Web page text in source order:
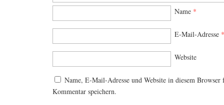
Name *
E-Mail-Adresse *
Website
Name, E-Mail-Adresse und Website in diesem Browser
Kommentar speichern.